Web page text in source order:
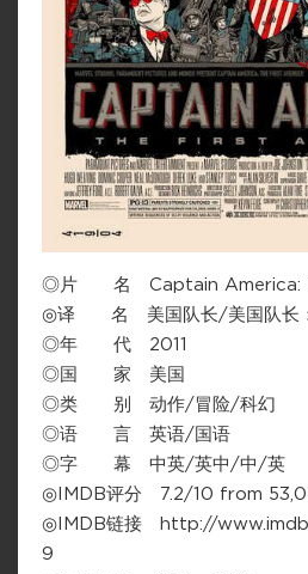
◎片 名 Captain America:
◎译 名 美国队长/美国队长：
◎年 代 2011
◎国 家 美国
◎类 别 动作/冒险/科幻
◎语 言 英语/国语
◎字 幕 中英/英中/中/英
◎IMDB评分 7.2/10 from
◎IMDB链接 http://
9